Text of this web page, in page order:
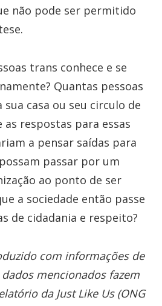
não pode ser permitido
trans conhece e se
Quantas pessoas
casa ou seu circulo de
as respostas para essas
a pensar saídas para
passar por um
ao ponto de ser
a sociedade então passe
de cidadania e respeito?
com informações de
mencionados fazem
da Just Like Us (ONG